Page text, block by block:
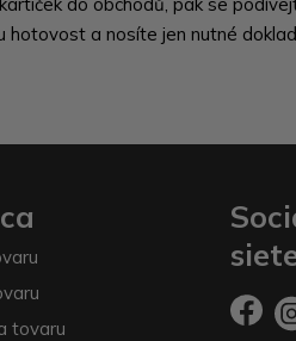
hotovost a nosíte jen nutné
tovaru